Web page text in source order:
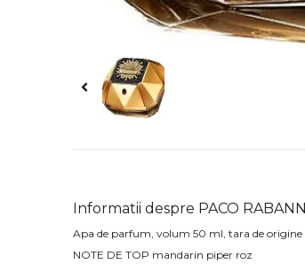
Informatii despre PACO
Apa de parfum, volum 50 ml, tara de origine
NOTE DE TOP mandarin piper roz